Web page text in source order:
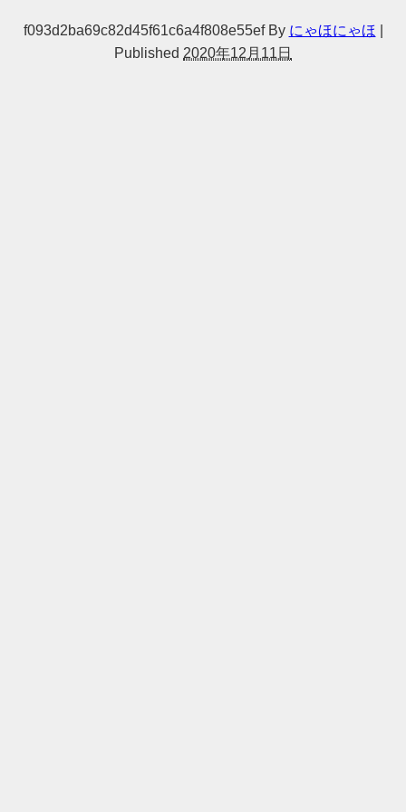
f093d2ba69c82d45f61c6a4f808e55ef By にゃほにゃほ
Published 2020年12月11日